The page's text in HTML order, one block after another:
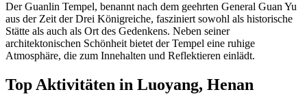
Der Guanlin Tempel, benannt nach dem geehrten General Guan Yu
aus der Zeit der Drei Königreiche, fasziniert sowohl als historische
Stätte als auch als Ort des Gedenkens. Neben seiner
architektonischen Schönheit bietet der Tempel eine ruhige
Atmosphäre, die zum Innehalten und Reflektieren einlädt.
Top Aktivitäten in Luoyang, Henan